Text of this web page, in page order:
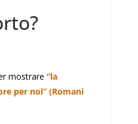
mostrare “la
per noi” (Romani